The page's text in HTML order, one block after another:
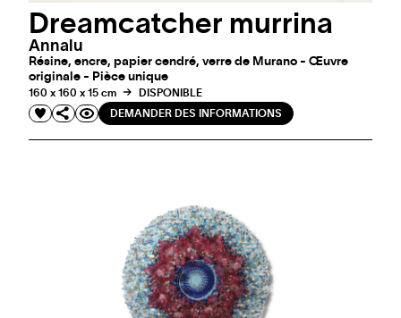
Dreamcatcher murrina
Annalu
Résine, encre, papier cendré, verre de Murano - Œuvre
originale - Pièce unique
160 x 160 x 15 cm
DISPONIBLE
DEMANDER DES INFORMATIONS